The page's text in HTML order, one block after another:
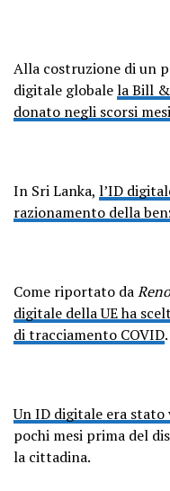
Alla costruzione di un
digitale globalela Bill
donato negli scorsi
In Sri Lanka, l’ID
razionamento della
Come riportato da
digitale della UE ha
di tracciamento COVID.
Un ID digitale era stato
pochi mesi prima del
la cittadina.